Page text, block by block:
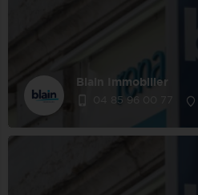
Blain Immobilier
04 85 96 00 77